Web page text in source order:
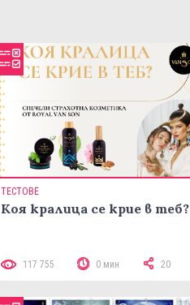
ТЕСТОВЕ
Коя кралица се крие в теб?
117 755 0 мин 20